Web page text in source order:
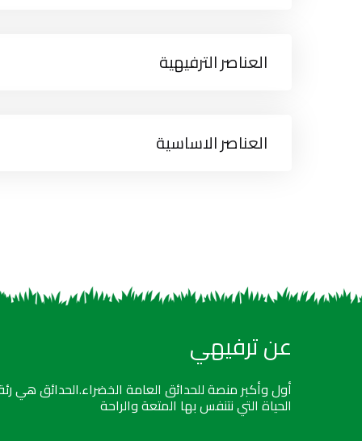
العناصر الترفيهية
العناصر الاساسية
عن ترفيهي
أول وأكبر منصة للحدائق العامة الخضراء.الحدائق هي
الحياة التي نتنفس بها المتعة والراحة